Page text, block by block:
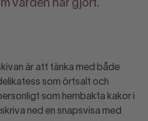
värden har gjort.
är att tänka med både
som örtsalt och
som hembakta kakor i
ned en snapsvisa med